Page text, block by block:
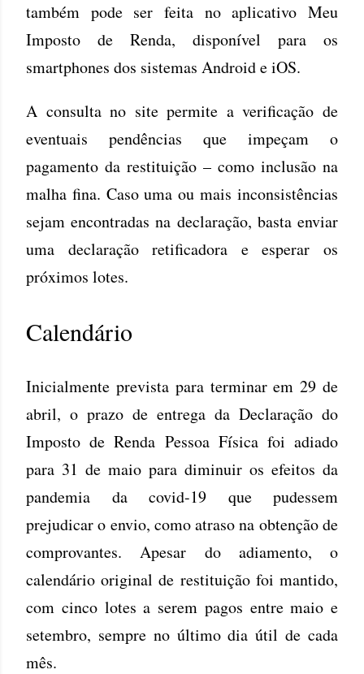
também pode ser feita no aplicativo Meu
Imposto de Renda, disponível para os
smartphones dos sistemas Android e iOS.
A consulta no site permite a verificação de
eventuais pendências que impeçam o
pagamento da restituição – como inclusão na
malha fina. Caso uma ou mais inconsistências
sejam encontradas na declaração, basta enviar
uma declaração retificadora e esperar os
próximos lotes.
Calendário
Inicialmente prevista para terminar em 29 de
abril, o prazo de entrega da Declaração do
Imposto de Renda Pessoa Física foi adiado
para 31 de maio para diminuir os efeitos da
pandemia da covid-19 que pudessem
prejudicar o envio, como atraso na obtenção de
comprovantes. Apesar do adiamento, o
calendário original de restituição foi mantido,
com cinco lotes a serem pagos entre maio e
setembro, sempre no último dia útil de cada
mês.